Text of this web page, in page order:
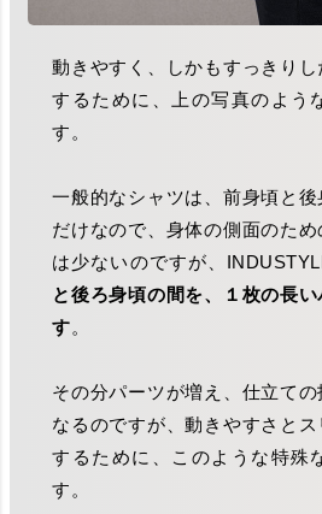
動きやすく、しかもすっきり
するために、上の写真のよう
す。
一般的なシャツは、前身頃と
だけなので、身体の側面のた
は少ないのですが、
と後ろ身頃の間を、１枚の長
す。
その分パーツが増え、仕立ての
なるのですが、動きやすさと
するために、このような特殊
す。